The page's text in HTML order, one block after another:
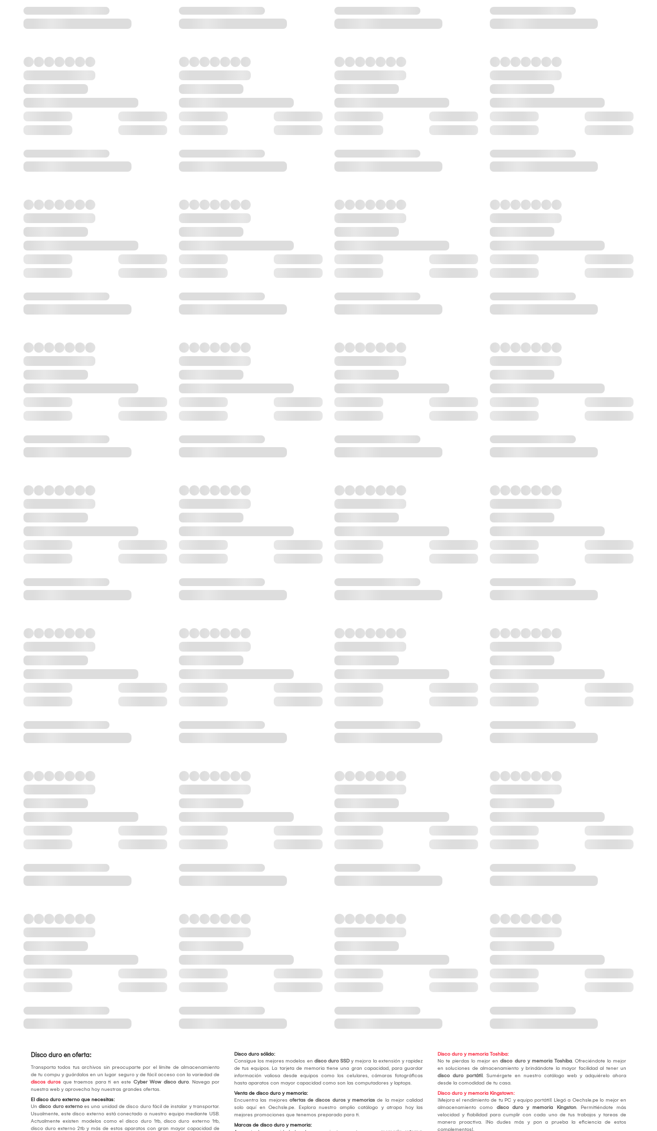
Disco duro en oferta:
Transporta todos tus archivos sin preocuparte por el límite de almacenamiento
de tu compu y guárdalos en un lugar seguro y de fácil acceso con la variedad de
discos duros que traemos para ti en este Cyber Wow disco duro. Navega por
nuestra web y aprovecha hoy nuestras grandes ofertas.
El disco duro externo que necesitas:
Undisco duro externoes una unidad de disco duro fácil de instalar y transportar.
Usualmente, este disco externo está conectado a nuestro equipo mediante USB.
Actualmente existen modelos como el disco duro 1tb, disco duro externo 1tb,
disco duro externo 2tb y más de estos aparatos con gran mayor capacidad de
Disco duro sólido:
Consigue los mejores modelos en disco duro SSD y mejora la extensión y rapidez
de tus equipos. La tarjeta de memoria tiene una gran capacidad, para guardar
información valiosa desde equipos como los celulares, cámaras fotográficas
hasta aparatos con mayor capacidad como son las computadores y laptops.
Venta de disco duro y memoria:
Encuentra las mejores ofertas de discos duros y memorias de la mejor calidad
solo aquí en Oechsle.pe. Explora nuestro amplio catálogo y atrapa hoy las
mejores promociones que tenemos preparado para ti.
Marcas de disco duro y memoria:
Disco duro y memoria Toshiba:
No te pierdas lo mejor endisco duro y memoria Toshiba. Ofreciéndote lo mejor
en soluciones de almacenamiento y brindándote la mayor facilidad al tener un
disco duro portátil. Sumérgete en nuestro catálogo web y adquiérelo ahora
desde la comodidad de tu casa.
Disco duro y memoria Kingstown:
¡Mejora el rendimiento de tu PC y equipo portátil! Llegó a Oechsle.pe lo mejor en
almacenamiento como disco duro y memoria Kingston. Permitiéndote más
velocidad y fiabilidad para cumplir con cada uno de tus trabajos y tareas de
manera proactiva. ¡No dudes más y pon a prueba la eficiencia de estos
complementos!.